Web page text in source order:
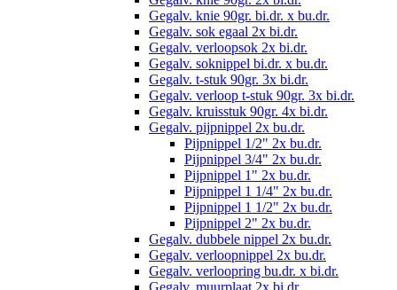
Gegalv. knie 90gr. bi.dr. x bu.dr.
Gegalv. sok egaal 2x bi.dr.
Gegalv. verloopsok 2x bi.dr.
Gegalv. soknippel bi.dr. x bu.dr.
Gegalv. t-stuk 90gr. 3x bi.dr.
Gegalv. verloop t-stuk 90gr. 3x bi.dr.
Gegalv. kruisstuk 90gr. 4x bi.dr.
Gegalv. pijpnippel 2x bu.dr.
Pijpnippel 1/2" 2x bu.dr.
Pijpnippel 3/4" 2x bu.dr.
Pijpnippel 1" 2x bu.dr.
Pijpnippel 1 1/4" 2x bu.dr.
Pijpnippel 1 1/2" 2x bu.dr.
Pijpnippel 2" 2x bu.dr.
Gegalv. dubbele nippel 2x bu.dr.
Gegalv. verloopnippel 2x bu.dr.
Gegalv. verloopring bu.dr. x bi.dr.
Gegalv. muurplaat 2x bi.dr.